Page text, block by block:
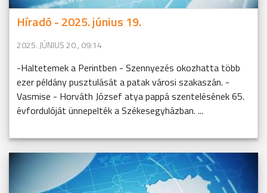
Híradó - 2025. június 19.
2025. JÚNIUS 20., 09:14
-Haltetemek a Perintben - Szennyezés okozhatta több
ezer példány pusztulását a patak városi szakaszán. -
Vasmise - Horváth József atya pappá szentelésének 65.
évfordulóját ünnepelték a Székesegyházban. ...